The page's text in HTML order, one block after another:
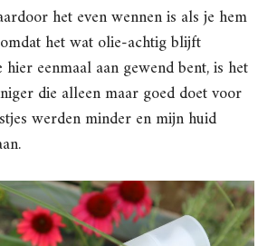
het even wennen is als je hem
het wat olie-achtig blijft
hier eenmaal aan gewend bent, is het
die alleen maar goed doet voor
werden minder en mijn huid